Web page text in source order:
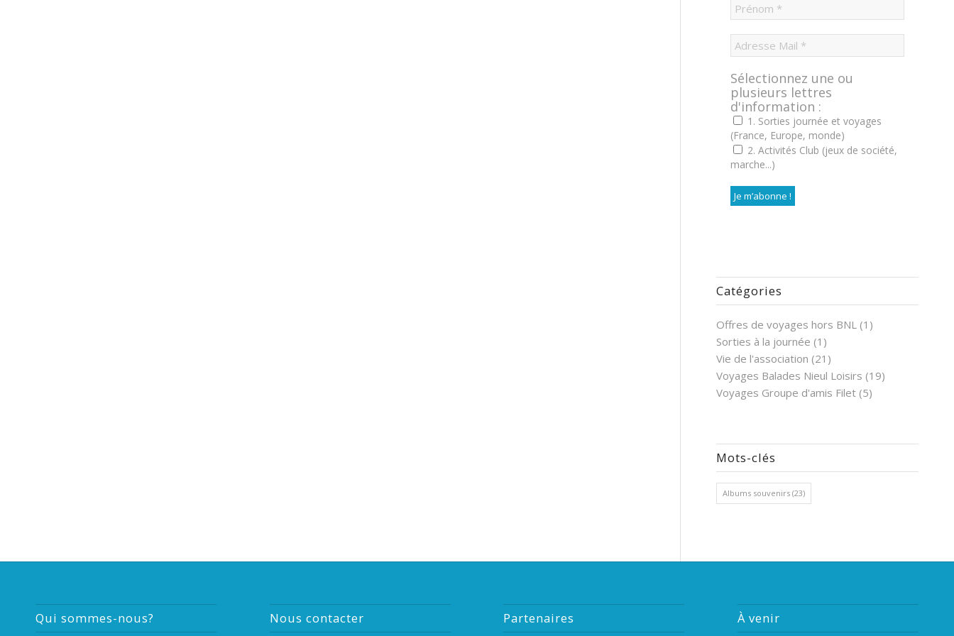
Sélectionnez une ou
plusieurs lettres
d'information :
1. Sorties journée et voyages
(France, Europe, monde)
2. Activités Club (jeux de société,
marche...)
Catégories
Offres de voyages hors BNL (1)
Sorties à la journée (1)
Vie de l'association (21)
Voyages Balades Nieul Loisirs (19)
Voyages Groupe d'amis Filet (5)
Mots-clés
Albums souvenirs (23)
Qui sommes-nous? Nous contacter Partenaires À venir